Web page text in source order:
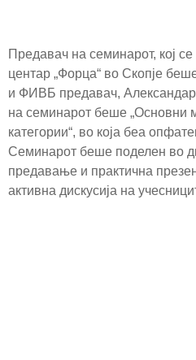
Предавач на семинарот, кој
центар „Форца“ во Скопје
и ФИВБ предавач,
на семинарот беше „Основни
категории“, во која беа
Семинарот беше поделен во
предавање и практична
активна дискусија на